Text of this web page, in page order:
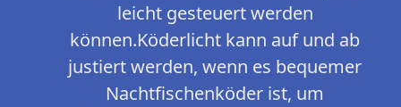
leicht gesteuert werden
können.Köderlicht kann auf und ab
justiert werden, wenn es bequemer
Nachtfischenköder ist, um